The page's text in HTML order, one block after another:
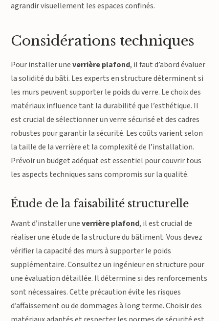
agrandir visuellement les espaces confinés.
Considérations techniques
Pour installer uneverrière plafond, il faut d’abord évaluer
la solidité du bâti. Les experts en structure déterminent si
les murs peuvent supporter le poids du verre. Le choix des
matériaux influence tant la durabilité que l’esthétique. Il
est crucial de sélectionner un verre sécurisé et des cadres
robustes pour garantir la sécurité. Les coûts varient selon
la taille de la verrière et la complexité de l’installation.
Prévoir un budget adéquat est essentiel pour couvrir tous
les aspects techniques sans compromis sur la qualité.
Étude de la faisabilité structurelle
Avant d’installer uneverrière plafond, il est crucial de
réaliser une étude de la structure du bâtiment. Vous devez
vérifier la capacité des murs à supporter le poids
supplémentaire. Consultez un ingénieur en structure pour
une évaluation détaillée. Il détermine si des renforcements
sont nécessaires. Cette précaution évite les risques
d’affaissement ou de dommages à long terme. Choisir des